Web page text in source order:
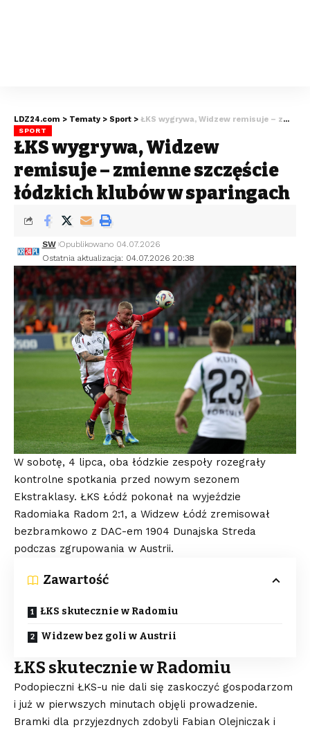
LDZ24.com > Tematy > Sport > ŁKS wygrywa, Widzew remisuje – zmienne szczęście łódzkich klubów w sparingach
SPORT
ŁKS wygrywa, Widzew
remisuje – zmienne szczęście
łódzkich klubów w sparingach
Ostatnia aktualizacja: 04.07.2026 20:38
SW Opublikowano 04.07.2026
W sobotę, 4 lipca, oba łódzkie zespoły rozegrały
kontrolne spotkania przed nowym sezonem
Ekstraklasy. ŁKS Łódź pokonał na wyjeździe
Radomiaka Radom 2:1, a Widzew Łódź zremisował
bezbramkowo z DAC-em 1904 Dunajska Streda
podczas zgrupowania w Austrii.
Zawartość
ŁKS skutecznie w Radomiu
Widzew bez goli w Austrii
ŁKS skutecznie w Radomiu
Podopieczni ŁKS-u nie dali się zaskoczyć gospodarzom
i już w pierwszych minutach objęli prowadzenie.
Bramki dla przyjezdnych zdobyli Fabian Olejniczak i